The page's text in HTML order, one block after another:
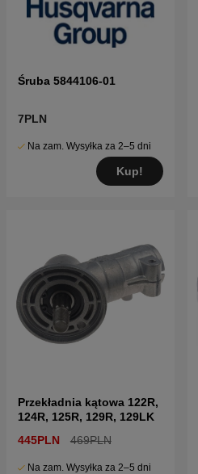
Śruba 5844106-01
7PLN
Na zam. Wysyłka za 2–5 dni
Kup!
Przekładnia kątowa 122R,
124R, 125R, 129R, 129LK
445PLN
469PLN
Na zam. Wysyłka za 2–5 dni